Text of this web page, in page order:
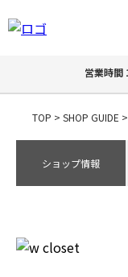
営業時
TOP > SHOP GUIDE >
ショップ情報